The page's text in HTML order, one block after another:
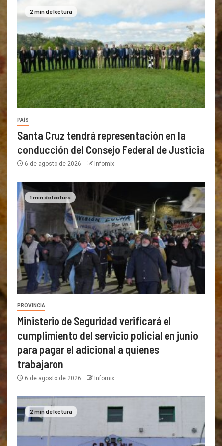
2 min de lectura
PAÍS
Santa Cruz tendrá representación en la
conducción del Consejo Federal de Justicia
6 de agosto de 2026 Infomix
1 min de lectura
PROVINCIA
Ministerio de Seguridad verificará el
cumplimiento del servicio policial en junio
para pagar el adicional a quienes
trabajaron
6 de agosto de 2026 Infomix
2 min de lectura